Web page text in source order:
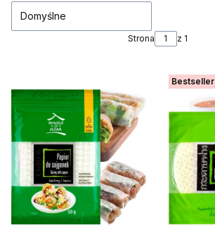
Domyślne
Strona z 1
Bestseller